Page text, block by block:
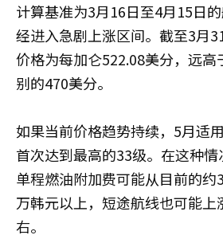
计算基准为3月16日至4月15日
经进入急剧上涨区间。截至3月
价格为每加仑522.08美分，远高
别的470美分。
如果当前价格趋势持续，5月适
首次达到最高的33级。在这种
单程燃油附加费可能从目前的约
万韩元以上，短途航线也可能上
右。